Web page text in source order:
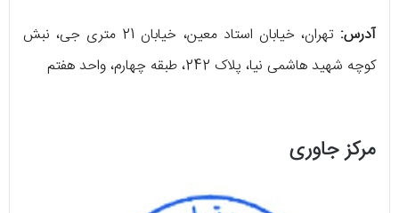
آدرس:
تهران، خیابان استاد معین، خیابان 21 متری جی، نبش
کوچه شهید هاشمی ‌نیا، پلاک 242، طبقه چهارم، واحد هفتم
مرکز جاوری